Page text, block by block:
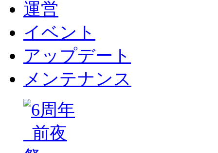
運営
イベント
アップデート
メンテナンス